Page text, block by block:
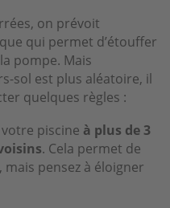
on prévoit
qui permet d’étouffer
pompe. Mais
sol est plus aléatoire, il
quelques règles :
piscine à plus de 3
. Cela permet de
pensez à éloigner